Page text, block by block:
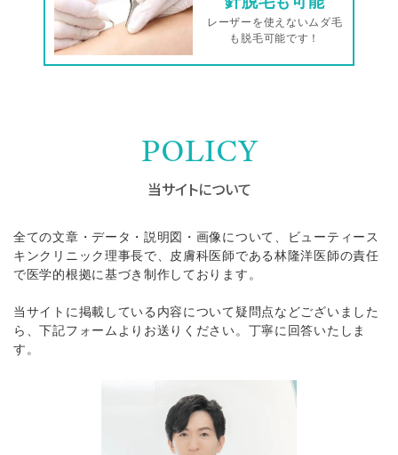
レーザーを使えないムダ毛
も脱毛可能です！
POLICY
当サイトについて
全ての文章・データ・説明図・画像について、ビューティース
キンクリニック理事長で、皮膚科医師である林隆洋医師の責任
で医学的根拠に基づき制作しております。
当サイトに掲載している内容について疑問点などございました
ら、下記フォームよりお送りください。丁寧に回答いたしま
す。